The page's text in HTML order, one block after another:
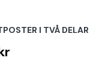
I TVÅ DELAR